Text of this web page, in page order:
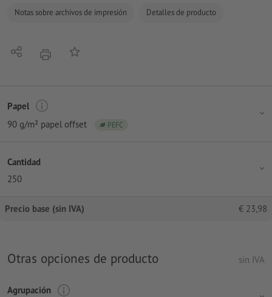
Notas sobre archivos de impresión Detalles de producto
CompartirimprimirAñadir a lista de favoritos
Papel
90 g/m² papel offset
PEFC
Cantidad
250
Precio base (sin IVA) € 23,98
Otras opciones de producto sin IVA
Agrupación